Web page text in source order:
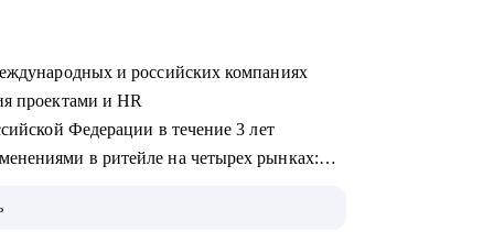
и российских компаниях
проектами и HR
Федерации в течение 3 лет
в ритейле на четырех рынках:
аналогов на российском рынке